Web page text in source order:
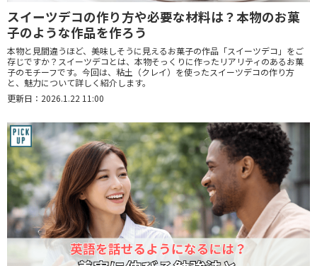
スイーツデコの作り方や必要な材料は？本物のお菓
子のような作品を作ろう
本物と見間違うほど、美味しそうに見えるお菓子の作品「スイーツデコ」をご
存じですか？スイーツデコとは、本物そっくりに作ったリアリティのあるお菓
子のモチーフです。今回は、粘土（クレイ）を使ったスイーツデコの作り方
と、魅力について詳しく紹介します。
更新日：2026.1.22 11:00